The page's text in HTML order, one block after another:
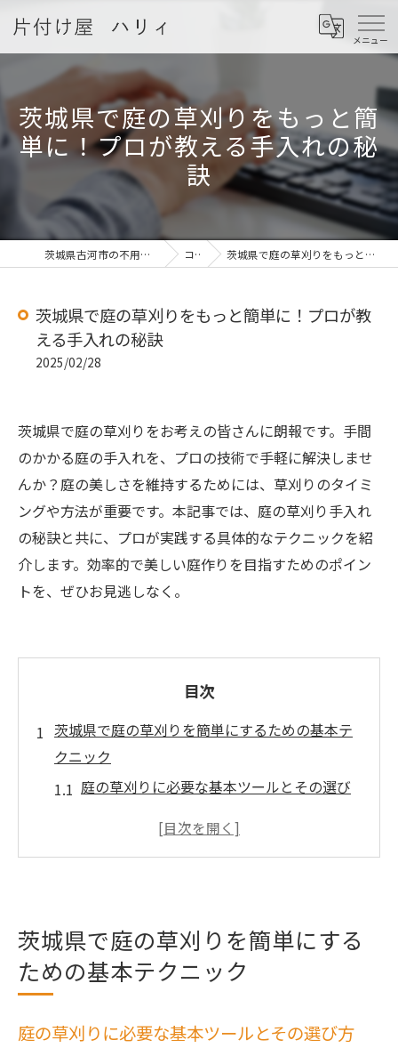
茨城県で庭の草刈りをもっと簡
単に！プロが教える手入れの秘
訣
茨城県古河市の不用品回収なら片付け屋 ハリィ コラム 茨城県で庭の草刈りをもっと簡単に！プロが教える手入れの秘訣
茨城県で庭の草刈りをもっと簡単に！プロが教
える手入れの秘訣
2025/02/28
茨城県で庭の草刈りをお考えの皆さんに朗報です。手間
のかかる庭の手入れを、プロの技術で手軽に解決しませ
んか？庭の美しさを維持するためには、草刈りのタイミ
ングや方法が重要です。本記事では、庭の草刈り手入れ
の秘訣と共に、プロが実践する具体的なテクニックを紹
介します。効率的で美しい庭作りを目指すためのポイン
トを、ぜひお見逃しなく。
目次
茨城県で庭の草刈りを簡単にするための基本テ
クニック
庭の草刈りに必要な基本ツールとその選び
初心者でも理解しやすい草刈りの基本ステ
点
茨城県特有の植物に対応した草刈り方法
草刈りで庭の美観を保つためのポイント
立て方
茨城県で庭の草刈りを簡単にする
ための基本テクニック
庭の草刈りに必要な基本ツールとその選び方